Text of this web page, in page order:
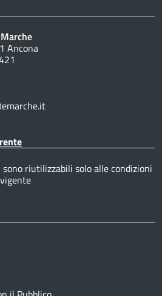
Ancona
riutilizzabili solo alle condizioni